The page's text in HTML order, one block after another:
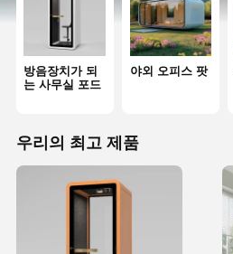
방음장치가 되
는 사무실 포드
야외 오피스 팟
우리의 최고 제품